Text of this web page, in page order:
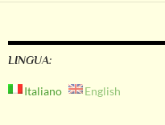
LINGUA:
Italiano English